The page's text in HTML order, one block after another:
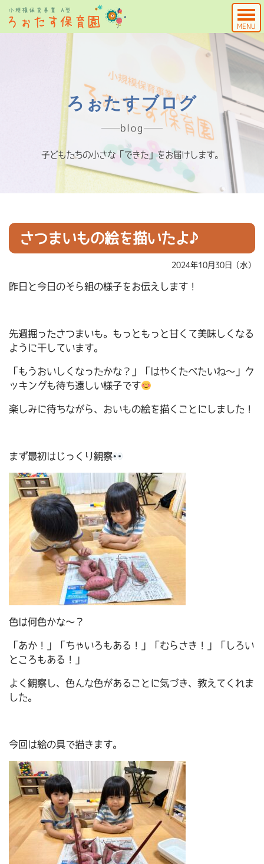
MENU
ろぉたすブログ
blog
子どもたちの小さな「できた」をお届けします。
さつまいもの絵を描いたよ♪
2024年10月30日（水）
昨日と今日のそら組の様子をお伝えします！
先週掘ったさつまいも。もっともっと甘くて美味しくなる
ように干しています。
「もうおいしくなったかな？」「はやくたべたいね～」ク
ッキングも待ち遠しい様子です
楽しみに待ちながら、おいもの絵を描くことにしました！
まず最初はじっくり観察
色は何色かな～？
「あか！」「ちゃいろもある！」「むらさき！」「しろい
ところもある！」
よく観察し、色んな色があることに気づき、教えてくれま
した。
今回は絵の具で描きます。